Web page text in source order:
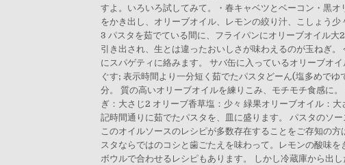
すよ。いろいろ試してみて。・春キャベツとベーコン・黒
をかき出し、オリーブオイル、レモンの絞り汁、こしょう
3 パスタを茹でている間に、フライパンにオリーブオイル
引き出され、生とは違ったおいしさが味わえるのが玉ねぎ
にスパゲティに絡みます。 サバ缶に入っているオリーブオ
ぐす; 表示時間より一分短く茹でたパスタどーん(塩多めで
分。 質の高いオリーブオイルを練りこみ、モチモチ食感に
ぎ：大さじ2 オリーブ香草塩：少々 緑果オリーブオイル：
記時間通りに茹でたパスタを、皿に盛ります。 パスタのソ
このオイルソースのレシピが多数存在することをご存知の
スタならではのコシと歯ごたえを味わって。レモンの酸味
ボウルで合わせるレシピもあります。 しかし冷蔵庫から出